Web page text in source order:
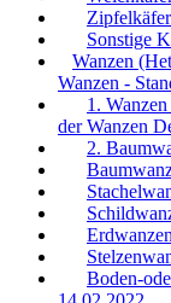
Sonstige
Wanzen
Wanzen -
1.
der Wanzen
2.
Boden-